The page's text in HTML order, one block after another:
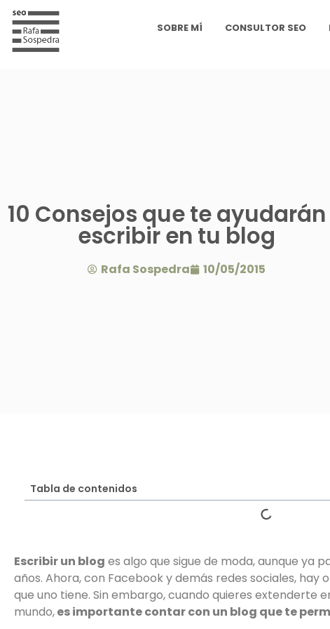
SOBRE MÍ CONSULTOR SEO
10 Consejos que te ayudarán
escribir en tu blog
Rafa Sospedra 10/05/2015
Tabla de contenidos
Escribir un blog es algo que sigue de moda, aunque ya
años. Ahora, con Facebook y demás redes sociales, hay
que uno tiene. Sin embargo, cuando quieres extenderte
mundo,es importante contar con un blog que te